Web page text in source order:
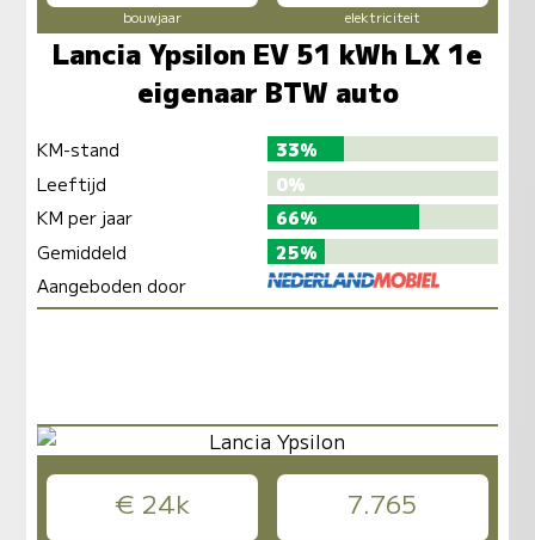
bouwjaar elektriciteit
Lancia Ypsilon EV 51 kWh LX 1e
eigenaar BTW auto
KM-stand
33%
Leeftijd
0%
KM per jaar
66%
Gemiddeld
25%
Aangeboden door
€ 24k 7.765